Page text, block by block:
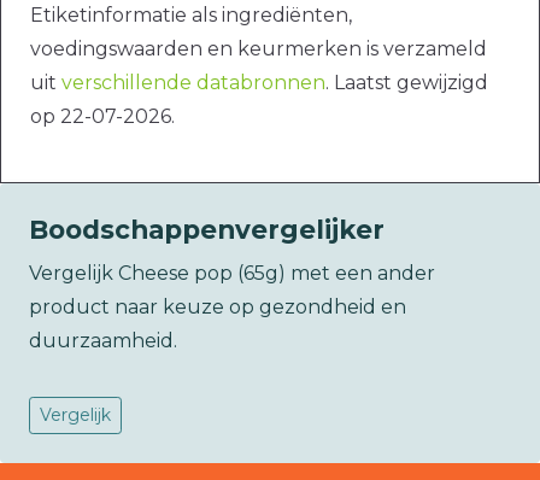
Etiketinformatie als ingrediënten,
voedingswaarden en keurmerken is verzameld
uit verschillende databronnen. Laatst gewijzigd
op 22-07-2026.
Boodschappenvergelijker
Vergelijk Cheese pop (65g) met een ander
product naar keuze op gezondheid en
duurzaamheid.
Vergelijk